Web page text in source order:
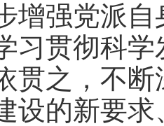
增强党派
习贯彻科
贯之，不
设的新要